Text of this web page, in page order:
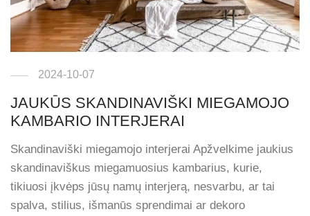
2024-10-07
JAUKŪS SKANDINAVIŠKI MIEGAMOJO
KAMBARIO INTERJERAI
Skandinaviški miegamojo interjerai Apžvelkime jaukius
skandinaviškus miegamuosius kambarius, kurie,
tikiuosi įkvėps jūsų namų interjerą, nesvarbu, ar tai
spalva, stilius, išmanūs sprendimai ar dekoro